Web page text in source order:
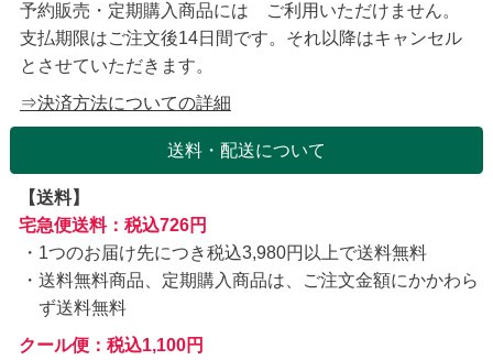
予約販売・定期購入商品には ご利用いただけません。
支払期限はご注文後14日間です。それ以降はキャンセル
とさせていただきます。
⇒決済方法についての詳細
送料・配送について
【送料】
宅急便送料：税込726円
1つのお届け先につき税込3,980円以上で送料無料
送料無料商品、定期購入商品は、ご注文金額にかかわら
ず送料無料
クール便：税込1,100円